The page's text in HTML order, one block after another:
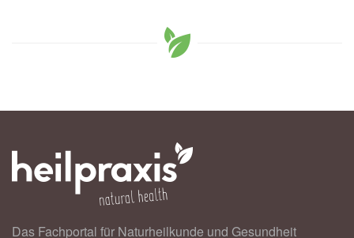
Das Fachportal für Naturheilkunde und Gesundheit